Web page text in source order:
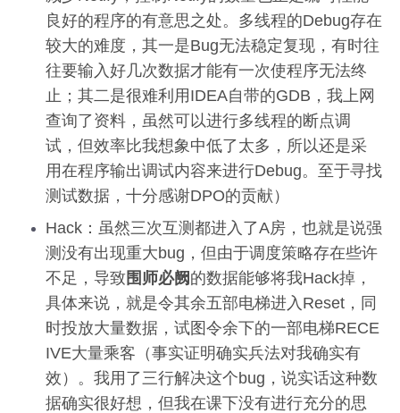
良好的程序的有意思之处。多线程的Debug存在
较大的难度，其一是Bug无法稳定复现，有时往
往要输入好几次数据才能有一次使程序无法终
止；其二是很难利用IDEA自带的GDB，我上网
查询了资料，虽然可以进行多线程的断点调
试，但效率比我想象中低了太多，所以还是采
用在程序输出调试内容来进行Debug。至于寻找
测试数据，十分感谢DPO的贡献）
Hack：虽然三次互测都进入了A房，也就是说强
测没有出现重大bug，但由于调度策略存在些许
不足，导致围师必阙 的数据能够将我Hack掉，
具体来说，就是令其余五部电梯进入Reset，同
时投放大量数据，试图令余下的一部电梯RECE
IVE大量乘客（事实证明确实兵法对我确实有
效）。我用了三行解决这个bug，说实话这种数
据确实很好想，但我在课下没有进行充分的思